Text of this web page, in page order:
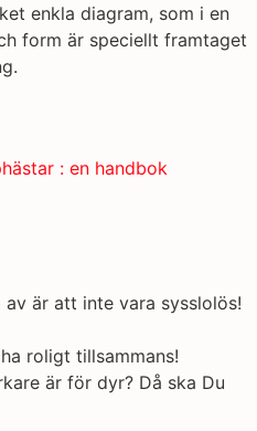
enkla diagram, som i en
form är speciellt framtaget
: en handbok
är att inte vara sysslolös!
roligt tillsammans!
är för dyr? Då ska Du